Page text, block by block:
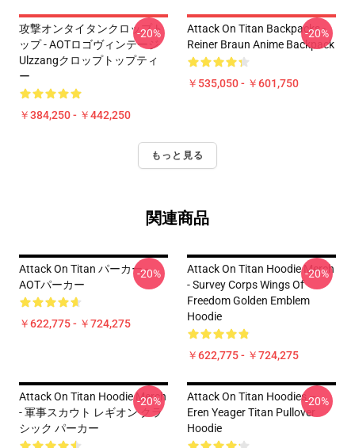
攻撃オンタイタンクロップト
ップ - AOTロゴヴィンテージ
Ulzzangクロップトップティ
ー
￥384,250 - ￥442,250
-20%
Attack On Titan Backpacks -
Reiner Braun Anime Backpack
￥535,050 - ￥601,750
-20%
もっと見る
関連商品
Attack On Titan パーカー -
AOTパーカー
￥622,775 - ￥724,275
-20%
Attack On Titan Hoodie Merch
- Survey Corps Wings Of
Freedom Golden Emblem
Hoodie
￥622,775 - ￥724,275
-20%
Attack On Titan Hoodie Merch
- 軍事スカウト レギオン クラ
シック パーカー
-20%
Attack On Titan Hoodies –
Eren Yeager Titan Pullover
Hoodie
-20%